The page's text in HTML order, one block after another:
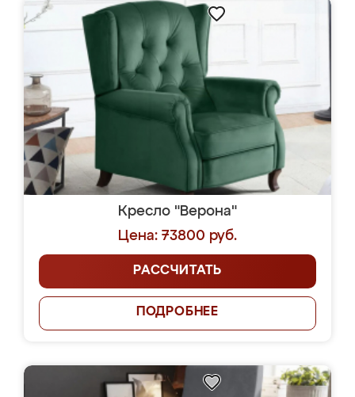
Кресло "Верона"
Цена: 73800 руб.
РАССЧИТАТЬ
ПОДРОБНЕЕ